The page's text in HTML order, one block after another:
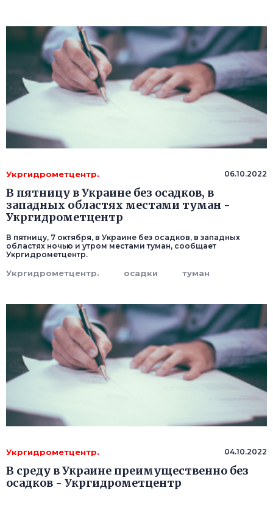
Укргидрометцентр. 06.10.2022
В пятницу в Украине без осадков, в
западных областях местами туман -
Укргидрометцентр
В пятницу, 7 октября, в Украине без осадков, в западных
областях ночью и утром местами туман, сообщает
Укргидрометцентр.
Укргидрометцентр. осадки туман
Укргидрометцентр. 04.10.2022
В среду в Украине преимущественно без
осадков - Укргидрометцентр